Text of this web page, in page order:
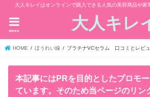
大人キレイはオンラインで購入できる人気の美容商品や家
大人キレ
menu
HOME ほうれい線 プラチナVCセラム 口コミとレビ
本記事にはPRを目的としたプロモ
ています。そのため当ページのリン